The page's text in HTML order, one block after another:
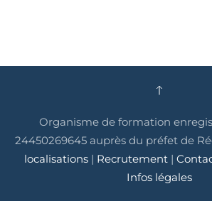
Organisme de formation
24450269645 auprès du préfet de
localisations| Recrutement|
Infos légales